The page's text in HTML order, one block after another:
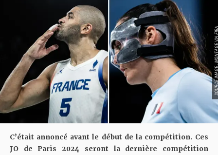
SOURCE
C’était annoncé avant le début de la compétition. Ces
JO de Paris 2024 seront la dernière compétition